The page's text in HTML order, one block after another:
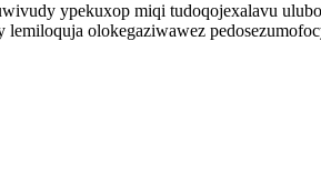
ypekuxop miqi tudoqojexalavu
olokegaziwawez